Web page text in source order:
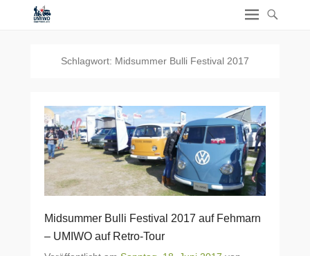
Schlagwort: Midsummer Bulli Festival 2017
Midsummer Bulli Festival 2017 auf Fehmarn
– UMIWO auf Retro-Tour